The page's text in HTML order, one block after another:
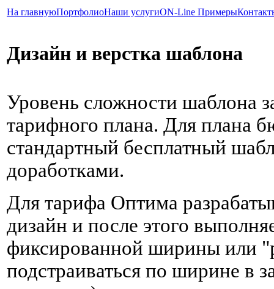
На главнуюПортфолиоНаши услугиON-Line Примеры
Дизайн и верстка шаблона
Уровень сложности шаблона
тарифного плана. Для плана
стандартный бесплатный
доработками.
Для тарифа Оптима
дизайн и после этого
фиксированной ширины или
подстраиваться по ширине в